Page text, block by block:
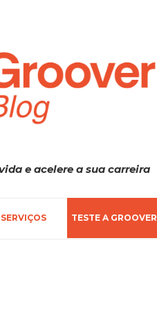
e acelere a sua carreira
SERVIÇOS TESTE A GROOVER